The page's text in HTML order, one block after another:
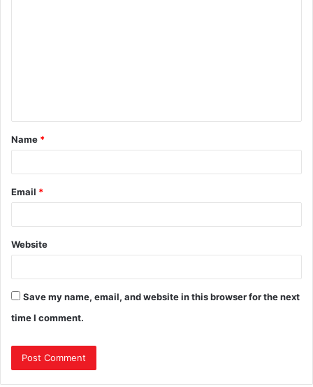
t
*
Name *
Email *
Website
Save my name, email, and website in this browser for the next
time I comment.